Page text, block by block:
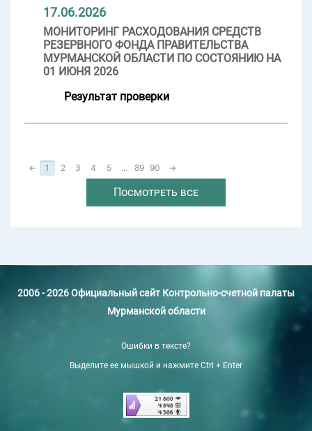
17.06.2026
МОНИТОРИНГ РАСХОДОВАНИЯ СРЕДСТВ
РЕЗЕРВНОГО ФОНДА ПРАВИТЕЛЬСТВА
МУРМАНСКОЙ ОБЛАСТИ ПО СОСТОЯНИЮ НА
01 ИЮНЯ 2026
Результат проверки
← 1 2 3 4 5 ... 89 90 →
Посмотреть все
2006 - 2026 Официальный сайт Контрольно-счетной палаты
Мурманской области
Ошибки в тексте?
Выделите ее мышкой и нажмите Ctrl + Enter